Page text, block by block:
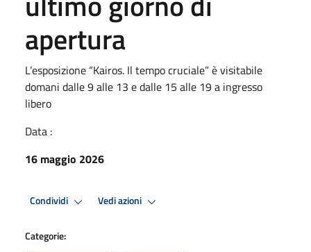
apertura
L’esposizione “Kairos. Il tempo cruciale” è visitabile
domani dalle 9 alle 13 e dalle 15 alle 19 a ingresso
libero
Data :
16 maggio 2026
Condividi Vedi azioni
Categorie: